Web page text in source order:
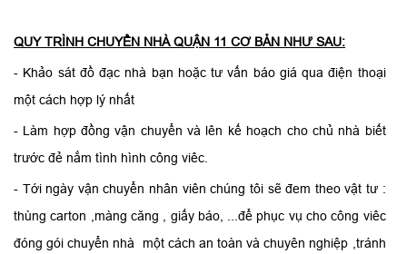
QUY TRÌNH CHUYỂN NHÀ QUẬN 11 CƠ BẢN NHƯ SAU:
- Khảo sát đồ đạc nhà bạn hoặc tư vấn báo giá qua điện thoại
một cách hợp lý nhất
- Làm hợp đồng vận chuyển và lên kế hoạch cho chủ nhà biết
trước đẻ nắm tình hình công viêc.
- Tới ngày vận chuyển nhân viên chúng tôi sẽ đem theo vật tư :
thùng carton ,màng căng , giấy báo, ...để phục vụ cho công viêc
đóng gói chuyển nhà một cách an toàn và chuyên nghiệp ,tránh